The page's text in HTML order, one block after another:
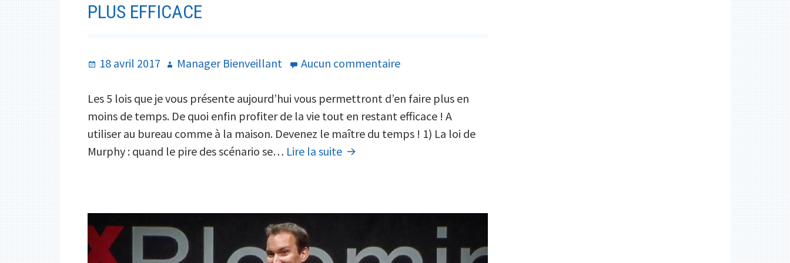
PLUS EFFICACE
Publié
18 avril 2017 Auteur
Manager Bienveillant Aucun commentairesur
5
lois
pour
efficace
Les 5 lois que je vous présente aujourd’hui vous permettront d’en faire plus en
moins de temps. De quoi enfin profiter de la vie tout en restant efficace ! A
utiliser au bureau comme à la maison. Devenez le maître du temps ! 1) La loi de
Murphy : quand le pire des scénario se… Lire la suite Les
temps